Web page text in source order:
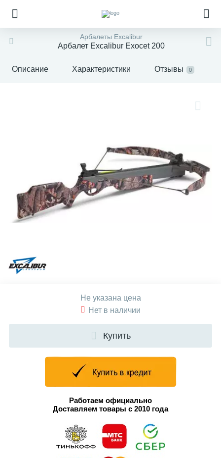
Арбалеты Excalibur
Арбалет Excalibur Exocet 200
Описание Характеристики Отзывы 0
Не указана цена
Нет в наличии
Купить
Работаем официально
Доставляем товары с 2010 года